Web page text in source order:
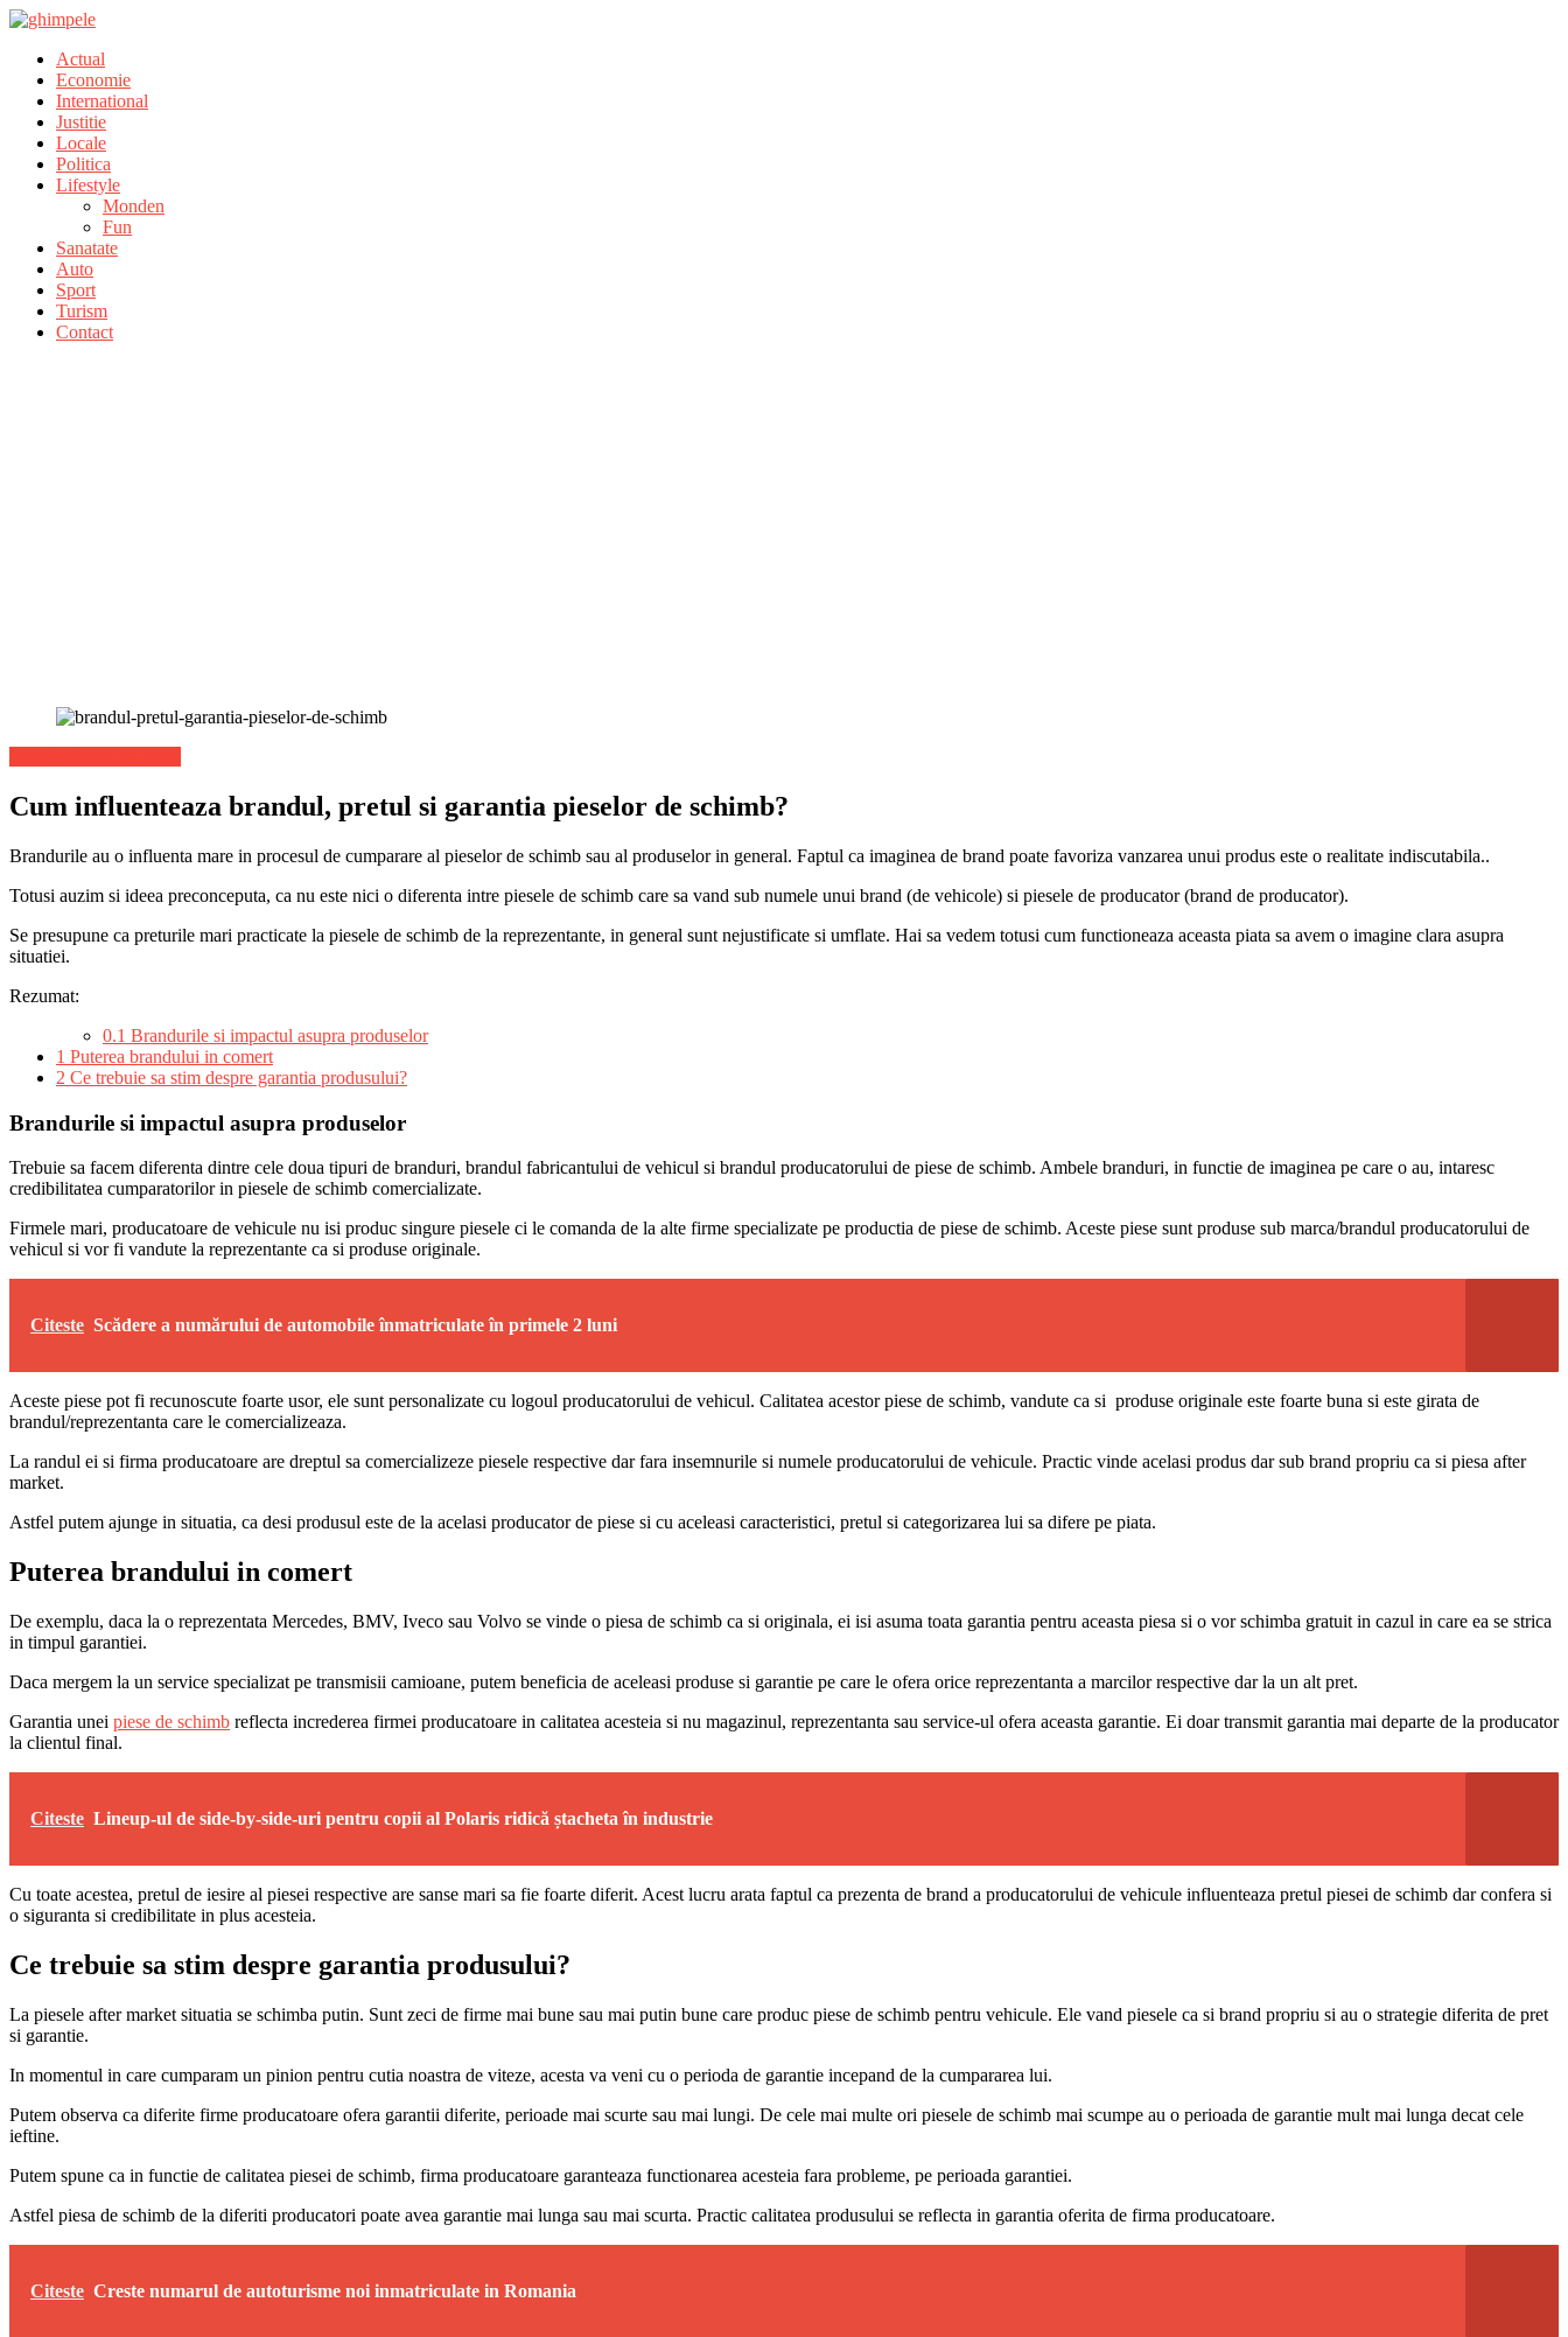
Actual
Economie
International
Justitie
Locale
Politica
Lifestyle
Monden
Fun
Sanatate
Auto
Sport
Turism
Contact
Cum influenteaza brandul, pretul si garantia pieselor de schimb?
Brandurile au o influenta mare in procesul de cumparare al pieselor de schimb sau al produselor in general. Faptul ca imaginea de brand poate favoriza vanzarea unui produs este o realitate indiscutabila..
Totusi auzim si ideea preconceputa, ca nu este nici o diferenta intre piesele de schimb care sa vand sub numele unui brand (de vehicole) si piesele de producator (brand de producator).
Se presupune ca preturile mari practicate la piesele de schimb de la reprezentante, in general sunt nejustificate si umflate. Hai sa vedem totusi cum functioneaza aceasta piata sa avem o imagine clara asupra
situatiei.
Rezumat:
0.1 Brandurile si impactul asupra produselor
1 Puterea brandului in comert
2 Ce trebuie sa stim despre garantia produsului?
Brandurile si impactul asupra produselor
Trebuie sa facem diferenta dintre cele doua tipuri de branduri, brandul fabricantului de vehicul si brandul producatorului de piese de schimb. Ambele branduri, in functie de imaginea pe care o au, intaresc
credibilitatea cumparatorilor in piesele de schimb comercializate.
Firmele mari, producatoare de vehicule nu isi produc singure piesele ci le comanda de la alte firme specializate pe productia de piese de schimb. Aceste piese sunt produse sub marca/brandul producatorului de
vehicul si vor fi vandute la reprezentante ca si produse originale.
Citeste Scădere a numărului de automobile înmatriculate în primele 2 luni
Aceste piese pot fi recunoscute foarte usor, ele sunt personalizate cu logoul producatorului de vehicul. Calitatea acestor piese de schimb, vandute ca si produse originale este foarte buna si este girata de
brandul/reprezentanta care le comercializeaza.
La randul ei si firma producatoare are dreptul sa comercializeze piesele respective dar fara insemnurile si numele producatorului de vehicule. Practic vinde acelasi produs dar sub brand propriu ca si piesa after
market.
Astfel putem ajunge in situatia, ca desi produsul este de la acelasi producator de piese si cu aceleasi caracteristici, pretul si categorizarea lui sa difere pe piata.
Puterea brandului in comert
De exemplu, daca la o reprezentata Mercedes, BMV, Iveco sau Volvo se vinde o piesa de schimb ca si originala, ei isi asuma toata garantia pentru aceasta piesa si o vor schimba gratuit in cazul in care ea se strica
in timpul garantiei.
Daca mergem la un service specializat pe transmisii camioane, putem beneficia de aceleasi produse si garantie pe care le ofera orice reprezentanta a marcilor respective dar la un alt pret.
Garantia unei piese de schimb reflecta increderea firmei producatoare in calitatea acesteia si nu magazinul, reprezentanta sau service-ul ofera aceasta garantie. Ei doar transmit garantia mai departe de la producator
la clientul final.
Citeste Lineup-ul de side-by-side-uri pentru copii al Polaris ridică ștacheta în industrie
Cu toate acestea, pretul de iesire al piesei respective are sanse mari sa fie foarte diferit. Acest lucru arata faptul ca prezenta de brand a producatorului de vehicule influenteaza pretul piesei de schimb dar confera si
o siguranta si credibilitate in plus acesteia.
Ce trebuie sa stim despre garantia produsului?
La piesele after market situatia se schimba putin. Sunt zeci de firme mai bune sau mai putin bune care produc piese de schimb pentru vehicule. Ele vand piesele ca si brand propriu si au o strategie diferita de pret
si garantie.
In momentul in care cumparam un pinion pentru cutia noastra de viteze, acesta va veni cu o perioda de garantie incepand de la cumpararea lui.
Putem observa ca diferite firme producatoare ofera garantii diferite, perioade mai scurte sau mai lungi. De cele mai multe ori piesele de schimb mai scumpe au o perioada de garantie mult mai lunga decat cele
ieftine.
Putem spune ca in functie de calitatea piesei de schimb, firma producatoare garanteaza functionarea acesteia fara probleme, pe perioada garantiei.
Astfel piesa de schimb de la diferiti producatori poate avea garantie mai lunga sau mai scurta. Practic calitatea produsului se reflecta in garantia oferita de firma producatoare.
Citeste Creste numarul de autoturisme noi inmatriculate in Romania